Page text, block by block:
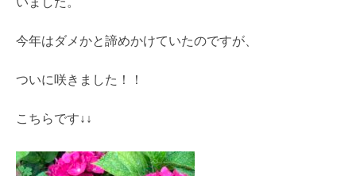
今年はダメかと諦めかけていたのですが、
ついに咲きました！！
こちらです↓↓